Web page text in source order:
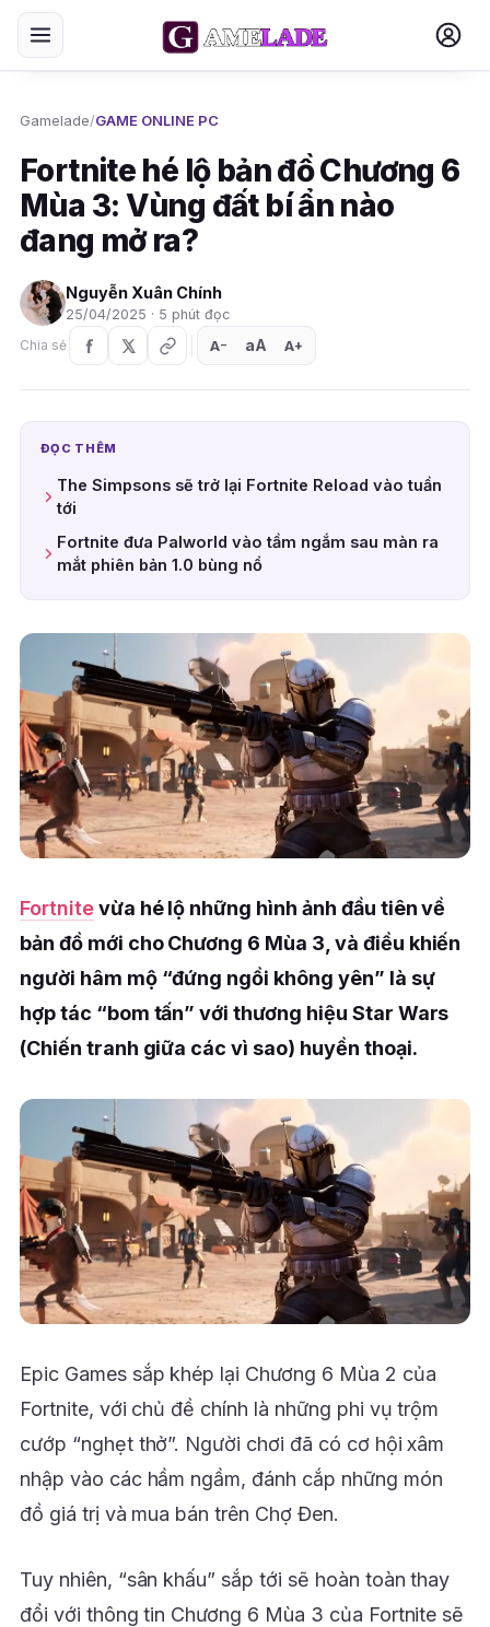
Gamelade/GAME ONLINE PC
Fortnite hé lộ bản đồ Chương 6
Mùa 3: Vùng đất bí ẩn nào
đang mở ra?
Nguyễn Xuân Chính
25/04/2025 · 5 phút đọc
Chia sẻ
A− aA A+
ĐỌC THÊM
The Simpsons sẽ trở lại Fortnite Reload vào tuần
tới
Fortnite đưa Palworld vào tầm ngắm sau màn ra
mắt phiên bản 1.0 bùng nổ
Fortnitevừa hé lộ những hình ảnh đầu tiên về
bản đồ mới cho Chương 6 Mùa 3, và điều khiến
người hâm mộ “đứng ngồi không yên” là sự
hợp tác “bom tấn” với thương hiệu Star Wars
(Chiến tranh giữa các vì sao) huyền thoại.
Epic Games sắp khép lại Chương 6 Mùa 2 của
Fortnite, với chủ đề chính là những phi vụ trộm
cướp “nghẹt thở”. Người chơi đã có cơ hội xâm
nhập vào các hầm ngầm, đánh cắp những món
đồ giá trị và mua bán trên Chợ Đen.
Tuy nhiên, “sân khấu” sắp tới sẽ hoàn toàn thay
đổi với thông tin Chương 6 Mùa 3 của Fortnite sẽ